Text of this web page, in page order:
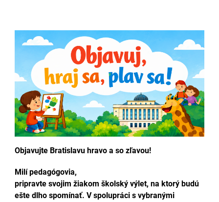
Objavujte Bratislavu hravo a so zľavou!
Milí pedagógovia,
pripravte svojim žiakom školský výlet, na ktorý budú
ešte dlho spomínať. V spolupráci s vybranými